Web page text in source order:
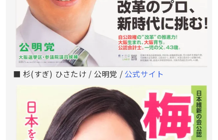
■ 杉(すぎ) ひさたけ / 公明党 / 公式サイト